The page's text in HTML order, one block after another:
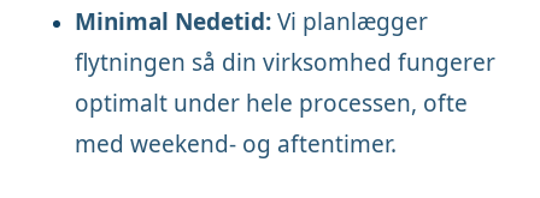
Minimal Nedetid:Vi planlægger
flytningen så din virksomhed fungerer
optimalt under hele processen, ofte
med weekend- og aftentimer.